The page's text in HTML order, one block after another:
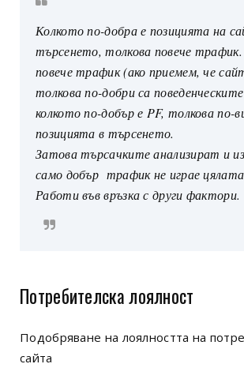
Колкото по-добра е позицията на
търсенето, толкова повече
повече трафик (ако приемем, че
толкова по-добри са
колкото по-добър е PF, толкова по-
позицията в търсенето.
Затова търсачките анализират и
само добър трафик не играе цялата
Работи във връзка с други фактори.
Потребителска лоялност
Подобряване на лоялността на
сайта